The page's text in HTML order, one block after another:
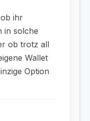
ihr
in solche
ob trotz all
Wallet
Option